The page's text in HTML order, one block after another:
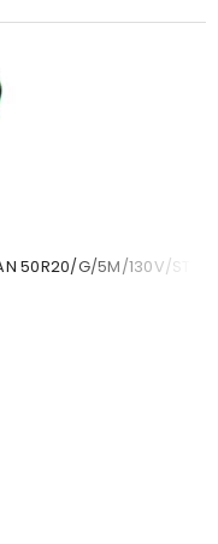
50R20/G/5M/130V/STD